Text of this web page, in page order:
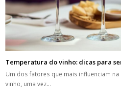
Temperatura do vinho: dicas para
Um dos fatores que mais influenciam
vinho, uma vez…